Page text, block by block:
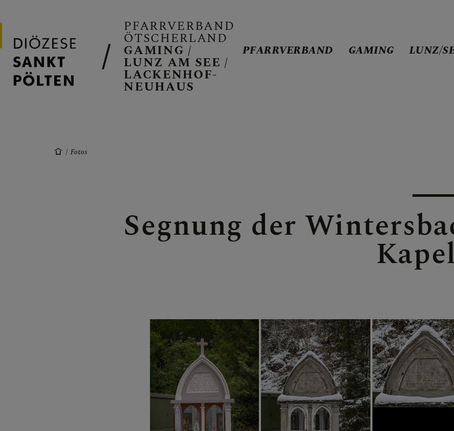
PFARRVERBAND
LUNZ/SEE
PFARRVERBAND
ÖTSCHERLAND
GAMING /
LUNZ AM SEE /
LACKENHOF-
NEUHAUS
PFARRVERBAND GAMING LUNZ/
Fotos
Segnung der